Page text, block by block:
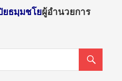
ธมฺมชโยผู้อำนวยการ
sun
?